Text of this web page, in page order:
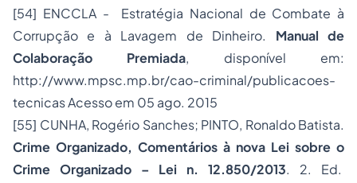
[54] ENCCLA - Estratégia Nacional de Combate à
Corrupção e à Lavagem de Dinheiro. Manual de
Colaboração Premiada, disponível em:
http://www.mpsc.mp.br/cao-criminal/publicacoes-
tecnicasAcesso em 05 ago. 2015
[55] CUNHA, Rogério Sanches; PINTO, Ronaldo Batista.
Crime Organizado, Comentários à nova Lei sobre o
Crime Organizado – Lei n. 12.850/2013. 2. Ed.